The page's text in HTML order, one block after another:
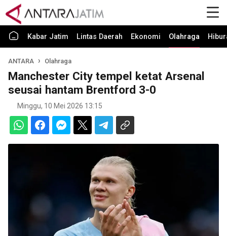
Kabar Jatim Lintas Daerah Ekonomi Olahraga
ANTARA Olahraga
Manchester City tempel ketat Arsenal
seusai hantam Brentford 3-0
Minggu, 10 Mei 2026 13:15